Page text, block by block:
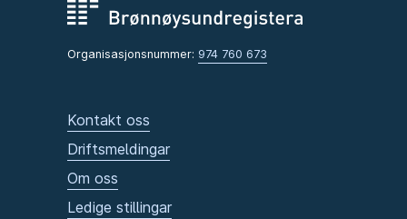
Organisasjonsnummer: 974 760 673
Kontakt oss
Driftsmeldingar
Om oss
Ledige stillingar